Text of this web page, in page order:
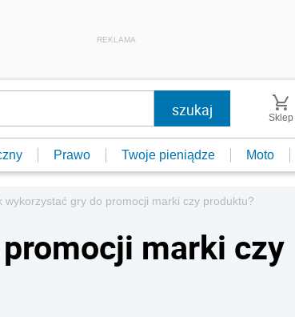
REKLAMA
Sklep
Prawo Twoje pieniądze Moto
wykorzystać gry do promocji marki czy produktu?
marki czy